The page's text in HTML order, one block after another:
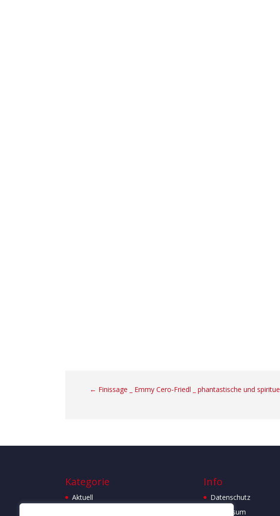
← Finissage _ Emmy Cero-Friedl _ phantastische und
Kategorie
Aktuell
Info
Datenschutz
Impressum